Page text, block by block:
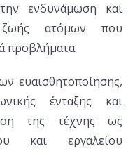
ενδυνάμωση και
ζωής ατόμων που
προβλήματα.
ευαισθητοποίησης,
ένταξης και
της τέχνης ως
και εργαλείου